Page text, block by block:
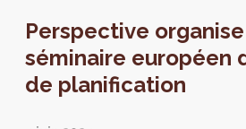
Perspective
séminaire européen
de planification